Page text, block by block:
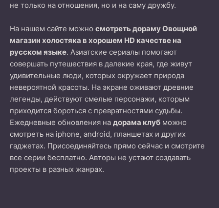
не только на отношения, но и на саму дружбу.
На нашем сайте можно смотреть дораму Овощной
магазин холостяка в хорошем HD качестве на
русском языке. Азиатские сериалы помогают
совершать путешествия в далекие края, где живут
удивительные люди, которых окружает природа
невероятной красоты. На экране оживают древние
легенды, действуют смелые персонажи, которым
приходится бороться с превратностями судьбы.
Ежедневные обновления на дорама клуб можно
смотреть на iphone, android, планшетах и других
гаджетах. Присоединяйтесь прямо сейчас и смотрите
все серии бесплатно. Авторы не устают создавать
проекты в разных жанрах.